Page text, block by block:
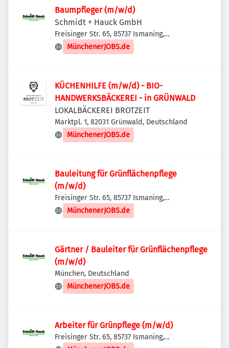
Baumpfleger (m/w/d)
Schmidt + Hauck GmbH
Freisinger Str. 65, 85737 Ismaning,
Deutschland
MünchenerJOBS.de
KÜCHENHILFE (m/w/d) - BIO-
HANDWERKSBÄCKEREI - in GRÜNWALD
LOKALBÄCKEREI BROTZEIT
Marktpl. 1, 82031 Grünwald, Deutschland
MünchenerJOBS.de
Bauleitung für Grünflächenpflege
(m/w/d)
Freisinger Str. 65, 85737 Ismaning,
Deutschland
MünchenerJOBS.de
Gärtner / Bauleiter für Grünflächenpflege
(m/w/d)
München, Deutschland
MünchenerJOBS.de
Arbeiter für Grünpflege (m/w/d)
Freisinger Str. 65, 85737 Ismaning,